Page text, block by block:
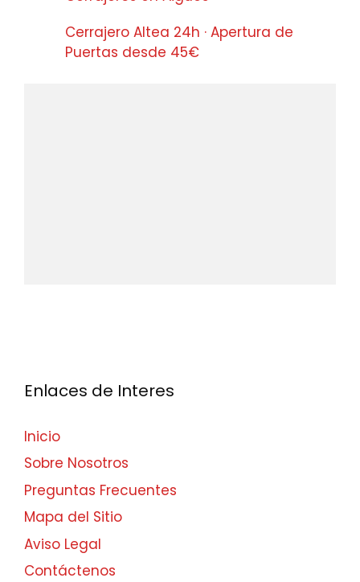
Cerrajero Altea 24h · Apertura de
Puertas desde 45€
Enlaces de Interes
Inicio
Sobre Nosotros
Preguntas Frecuentes
Mapa del Sitio
Aviso Legal
Contáctenos